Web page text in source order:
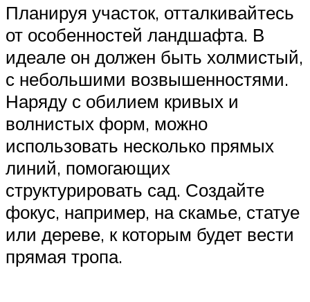
Планируя участок, отталкивайтесь
от особенностей ландшафта. В
идеале он должен быть холмистый,
с небольшими возвышенностями.
Наряду с обилием кривых и
волнистых форм, можно
использовать несколько прямых
линий, помогающих
структурировать сад. Создайте
фокус, например, на скамье, статуе
или дереве, к которым будет вести
прямая тропа.